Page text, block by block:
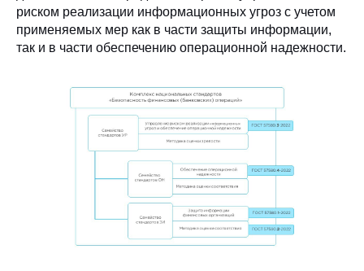
риском реализации информационных угроз с учетом
применяемых мер как в части защиты информации,
так и в части обеспечению операционной надежности.